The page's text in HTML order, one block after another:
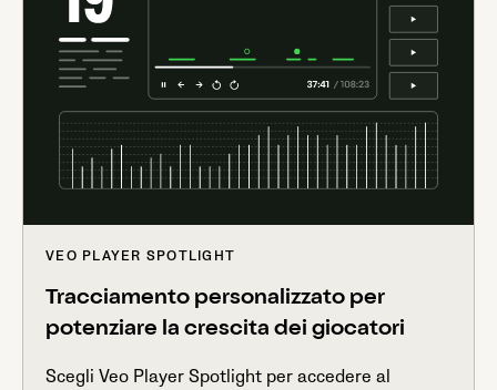
VEO PLAYER SPOTLIGHT
Tracciamento personalizzato per
potenziare la crescita dei giocatori
Scegli Veo Player Spotlight per accedere al